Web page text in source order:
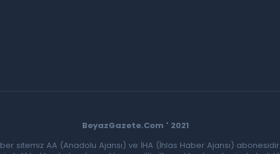
BeyazGazete.Com ' 2021
sitemiz AA (Anadolu Ajansı) ve İHA (İhlas Haber Ajansı) abonesidir.